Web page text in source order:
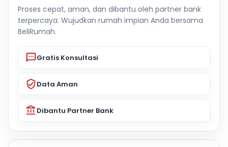
Proses cepat, aman, dan dibantu oleh partner bank
terpercaya. Wujudkan rumah impian Anda bersama
BeliRumah.
Gratis Konsultasi
Data Aman
Dibantu Partner Bank